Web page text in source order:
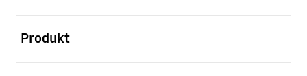
Produkt